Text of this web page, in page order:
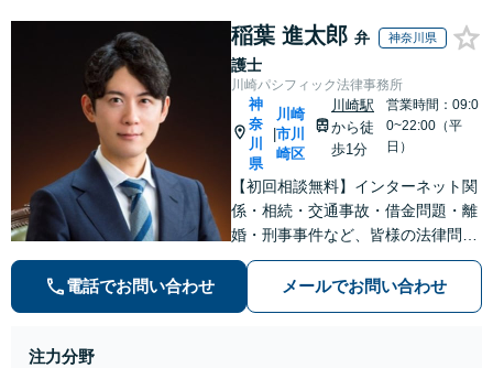
稲葉 進太郎 弁
護士
神奈川県
川崎パシフィック法律事務所
神
奈
川
県
|
川崎
市川
崎区
川崎駅
から徒
歩1分
営業時間：09:0
0~22:00（平
日）
【初回相談無料】インターネット関
係・相続・交通事故・借金問題・離
婚・刑事事件など、皆様の法律問題
を解決すべく、親身になって取り組
みます。クチコミ・リピーターの方
も多数。お気軽にお問い合わせ下さ
電話でお問い合わせ メールでお問い合わせ
注力分野